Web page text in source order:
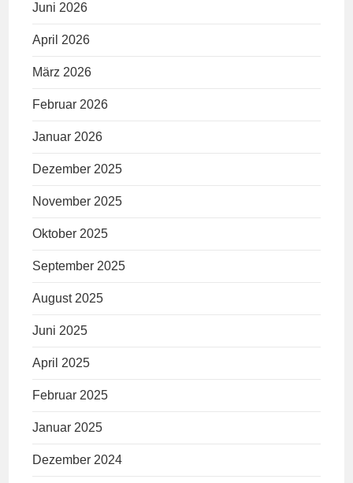
Juni 2026
April 2026
März 2026
Februar 2026
Januar 2026
Dezember 2025
November 2025
Oktober 2025
September 2025
August 2025
Juni 2025
April 2025
Februar 2025
Januar 2025
Dezember 2024